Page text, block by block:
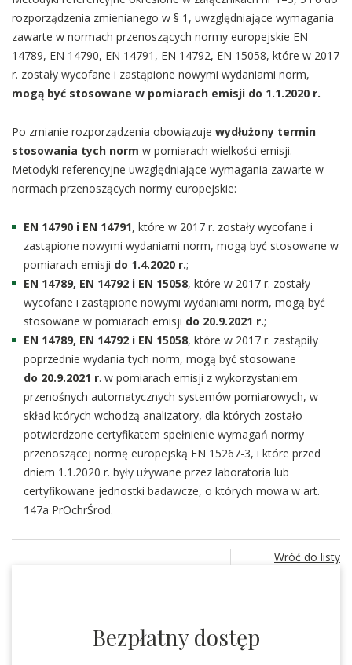
rozporządzenia zmienianego w § 1, uwzględniające wymagania
zawarte w normach przenoszących normy europejskie EN
14789, EN 14790, EN 14791, EN 14792, EN 15058, które w 2017
r. zostały wycofane i zastąpione nowymi wydaniami norm,
mogą być stosowane w pomiarach emisji do 1.1.2020 r.
Po zmianie rozporządzenia obowiązuje wydłużony termin
stosowania tych norm w pomiarach wielkości emisji.
Metodyki referencyjne uwzględniające wymagania zawarte w
normach przenoszących normy europejskie:
EN 14790 i EN 14791, które w 2017 r. zostały wycofane i
zastąpione nowymi wydaniami norm, mogą być stosowane w
pomiarach emisji do 1.4.2020 r.;
EN 14789, EN 14792 i EN 15058, które w 2017 r. zostały
wycofane i zastąpione nowymi wydaniami norm, mogą być
stosowane w pomiarach emisji do 20.9.2021 r.;
EN 14789, EN 14792 i EN 15058, które w 2017 r. zastąpiły
poprzednie wydania tych norm, mogą być stosowane
do 20.9.2021 r. w pomiarach emisji z wykorzystaniem
przenośnych automatycznych systemów pomiarowych, w
skład których wchodzą analizatory, dla których zostało
potwierdzone certyfikatem spełnienie wymagań normy
przenoszącej normę europejską EN 15267-3, i które przed
dniem 1.1.2020 r. były używane przez laboratoria lub
certyfikowane jednostki badawcze, o których mowa w art.
147a PrOchrŚrod.
Wróć do listy
Bezpłatny dostęp